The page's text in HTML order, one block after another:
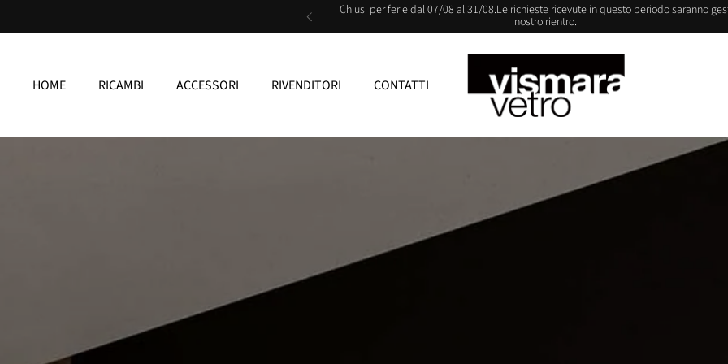
Chiusi per ferie dal 07/08 al 31/08.Le richieste ricevute in questo periodo saranno
nostro rientro.
HOME RICAMBI ACCESSORI RIVENDITORI CONTATTI